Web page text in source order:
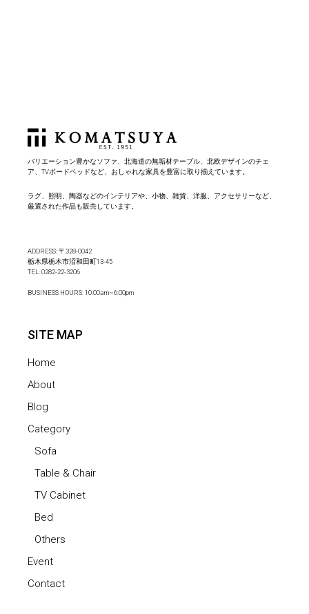
バリエーション豊かなソファ、北海道の無垢材テーブル、北欧デザインのチェ
ア、TVボードベッドなど、おしゃれな家具を豊富に取り揃えています。
ラグ、照明、陶器などのインテリアや、小物、雑貨、洋服、アクセサリーなど、
厳選された作品も販売しています。
ADDRESS: 〒328-0042
栃木県栃木市沼和田町13-45
TEL:0282-22-3206
BUSINESS HOURS: 10:00am~6:00pm
SITE MAP
Home
About
Blog
Category
Sofa
Table & Chair
TV Cabinet
Bed
Others
Event
Contact